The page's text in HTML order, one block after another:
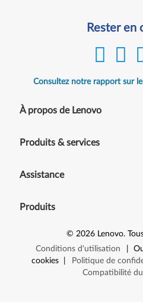
Rester en
Consultez notre rapport sur
À propos de Lenovo
Produits & services
Assistance
Produits
© 2026 Lenovo.
Conditions d'utilisation
cookies
Politique de
Compatibilité